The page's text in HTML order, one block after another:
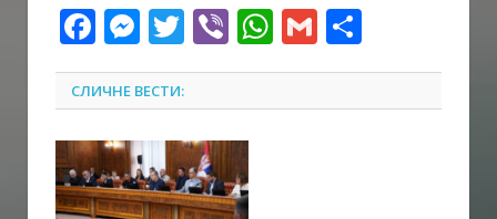
Facebook
Messenger
Twitter
ViberWhatsApp
Gmail
СЛИЧНЕ ВЕСТИ: